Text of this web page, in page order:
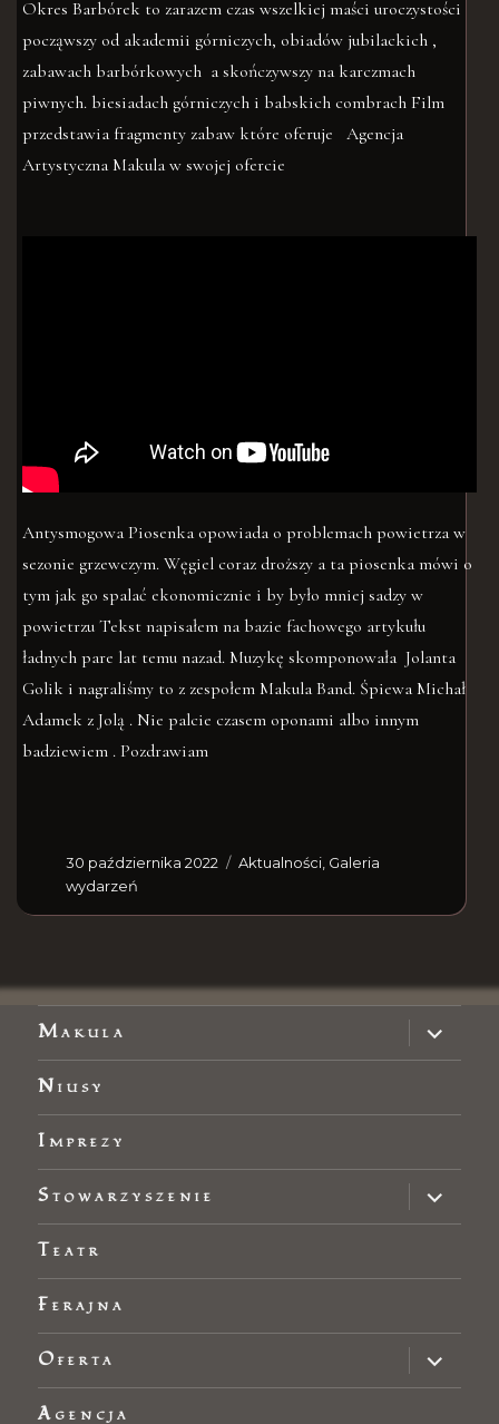
Okres Barbórek to zarazem czas wszelkiej maści uroczystości
począwszy od akademii górniczych, obiadów jubilackich ,
zabawach barbórkowych a skończywszy na karczmach
piwnych. biesiadach górniczych i babskich combrach Film
przedstawia fragmenty zabaw które oferuje Agencja
Artystyczna Makula w swojej ofercie
Antysmogowa Piosenka opowiada o problemach powietrza w
sezonie grzewczym. Węgiel coraz droższy a ta piosenka mówi o
tym jak go spalać ekonomicznie i by było mniej sadzy w
powietrzu Tekst napisałem na bazie fachowego artykułu
ładnych pare lat temu nazad. Muzykę skomponowała Jolanta
Golik i nagraliśmy to z zespołem Makula Band. Śpiewa Michał
Adamek z Jolą . Nie palcie czasem oponami albo innym
badziewiem . Pozdrawiam
30 października 2022 Aktualności, Galeria
wydarzeń
Makula
Niusy
Imprezy
Stowarzyszenie
Teatr
Ferajna
Oferta
Agencja